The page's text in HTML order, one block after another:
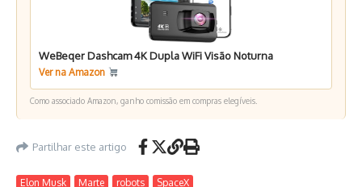
WeBeqer Dashcam 4K Dupla WiFi Visão Noturna
Ver na Amazon
Como associado Amazon, ganho comissão em compras elegíveis.
Partilhar este artigo
Elon Musk Marte robots SpaceX